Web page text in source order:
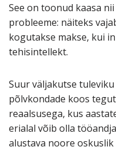
See on toonud kaasa
probleeme: näiteks
kogutakse makse, kui
tehisintellekt.
Suur väljakutse
põlvkondade koos
reaalsusega, kus
erialal võib olla
alustava noore